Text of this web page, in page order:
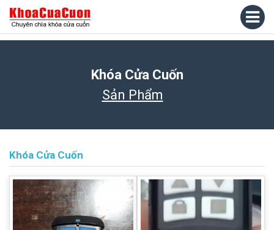
Khóa Cửa Cuốn
Sản Phẩm
Khóa Cửa Cuốn